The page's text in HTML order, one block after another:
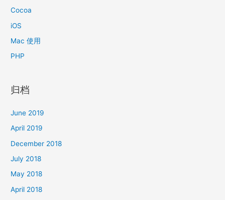
Cocoa
iOS
Mac 使用
PHP
归档
June 2019
April 2019
December 2018
July 2018
May 2018
April 2018